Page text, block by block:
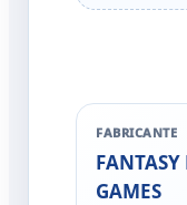
FABRICANTE
GAMES